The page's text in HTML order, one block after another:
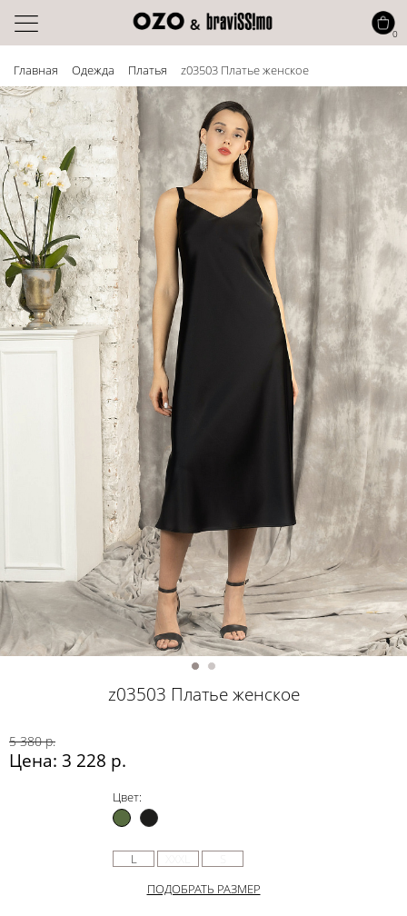
Главная Одежда Платья z03503 Платье женское
z03503 Платье женское
5 380 р.
Цена: 3 228 р.
Цвет:
L
ПОДОБРАТЬ РАЗМЕР
0